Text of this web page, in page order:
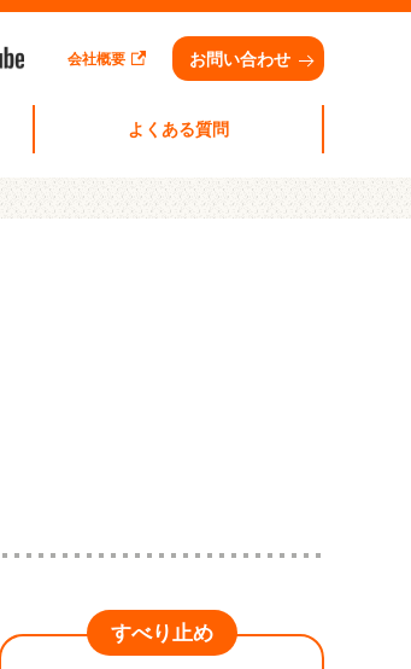
会社概要 お問い合わせ
よくある質問
すべり止め